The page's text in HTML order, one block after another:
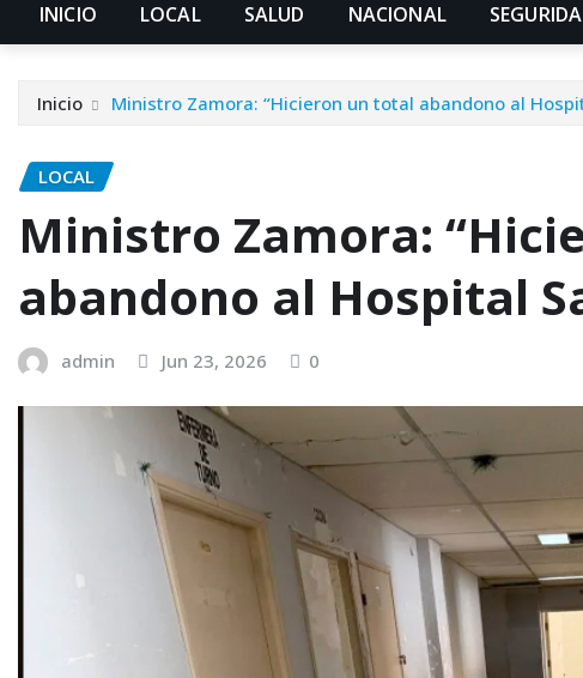
INICIO LOCAL SALUD NACIONAL
Inicio Ministro Zamora: “Hicieron un total abandono al
LOCAL
Ministro Zamora:
abandono al Hospital
admin Jun 23, 2026 0